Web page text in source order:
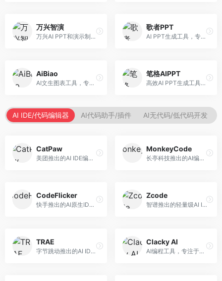
万兴智演
万兴AI PPT和演示制作软件，整合视频演示功能。面向职场人士和教育工作者，提供PPT生成、演示录制、视频制作等服务，演示功能完善。
歌者PPT
AI PPT生成工具，专注于演示文稿智能创作。面向职场人士，支持主题输入、内容生成、设计美化等功能，PPT制作效率高。
AiBiao
AI文生图表工具，专注于数据可视化展示。面向数据分析师和职场人士，提供图表生成、数据可视化、PPT嵌入等服务，数据展示专业。
笔格AIPPT
高效AI PPT生成工具，专注于演示文稿智能创作。面向职场人士，支持主题输入、内容生成、设计美化等功能，PPT制作效率高。
AI IDE/代码编辑器 AI代码助手/插件 AI无代码/低代码开发
CatPaw
美团推出的AI IDE编程工具，专注于本地开发生态。面向开发者，提供智能代码补全、代码生成、项目管理等服务，本地开发体验好。
MonkeyCode
长亭科技推出的AI编程助手，专注于安全开发。面向开发者，提供代码生成、安全检测、漏洞修复等服务，安全开发能力强。
CodeFlicker
快手推出的AI原生IDE，专注于短视频相关开发。面向快手生态开发者，提供代码生成、调试辅助等服务，与快手开发生态深度整合。
Zcode
智谱推出的轻量级AI IDE，基于GLM模型。面向开发者，提供智能代码补全、代码生成、错误检测等服务，中文编程支持好。
TRAE
字节跳动推出的AI IDE编程工具，深度集成大模型能力。面向开发者，提供智能代码补全、代码解释、重构优化等服务，编程效率显著提升。
Clacky AI
AI编程工具，专注于代码智能生成与优化。面向开发者，提供代码生成、代码重构、错误修复等服务，编程效率高。